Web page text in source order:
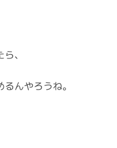
、
んやろうね。